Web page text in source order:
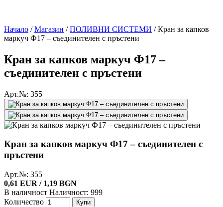
Начало / Магазин / ПОЛИВНИ СИСТЕМИ / Кран за капков
маркуч Ф17 – съединителен с пръстени
Кран за капков маркуч Ф17 –
съединителен с пръстени
Арт.№: 355
Кран за капков маркуч Ф17 – съединителен с
пръстени
Арт.№: 355
0,61 EUR / 1,19 BGN
В наличност Наличност: 999
Количество
Купи